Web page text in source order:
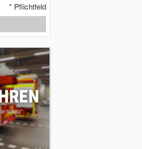
* Pflichtfeld